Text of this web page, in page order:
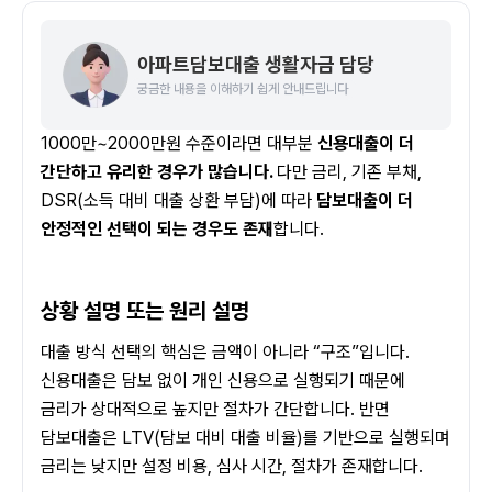
아파트담보대출 생활자금 담당
궁금한 내용을 이해하기 쉽게 안내드립니다
1000만~2000만원 수준이라면 대부분 신용대출이 더
간단하고 유리한 경우가 많습니다. 다만 금리, 기존 부채,
DSR(소득 대비 대출 상환 부담)에 따라 담보대출이 더
안정적인 선택이 되는 경우도 존재합니다.
상황 설명 또는 원리 설명
대출 방식 선택의 핵심은 금액이 아니라 “구조”입니다.
신용대출은 담보 없이 개인 신용으로 실행되기 때문에
금리가 상대적으로 높지만 절차가 간단합니다. 반면
담보대출은 LTV(담보 대비 대출 비율)를 기반으로 실행되며
금리는 낮지만 설정 비용, 심사 시간, 절차가 존재합니다.